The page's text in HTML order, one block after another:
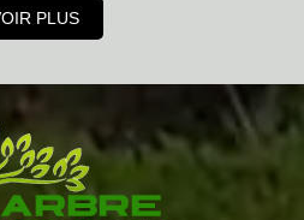
PLUS